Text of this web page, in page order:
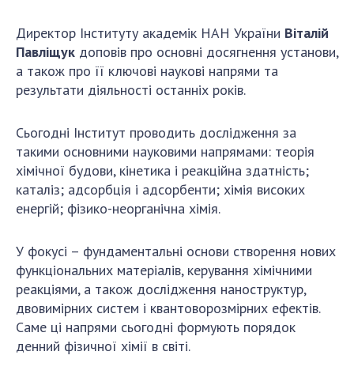
ЗАСІДАННЯ ПРЕЗИДІЇ НАН УКРАЇНИ
НАУКОВІ ВИДАННЯ
АКАДЕМІЯ КОМЕНТУЄ
КОНТАКТИ
ПРОФСПІЛКА НАН УКРАЇНИ
КАБІНЕТ
Директор Інституту академік НАН України Віталій
Павліщук доповів про основні досягнення установи,
а також про її ключові наукові напрями та
результати діяльності останніх років.
Сьогодні Інститут проводить дослідження за
такими основними науковими напрямами: теорія
хімічної будови, кінетика і реакційна здатність;
каталіз; адсорбція і адсорбенти; хімія високих
енергій; фізико-неорганічна хімія.
У фокусі – фундаментальні основи створення нових
функціональних матеріалів, керування хімічними
реакціями, а також дослідження наноструктур,
двовимірних систем і квантоворозмірних ефектів.
Саме ці напрями сьогодні формують порядок
денний фізичної хімії в світі.